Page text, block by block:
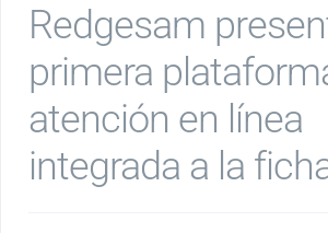
Redgesam
primera
atención en línea
integrada a la